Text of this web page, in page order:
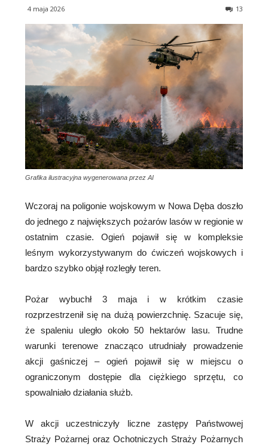
4 maja 2026 13
Grafika ilustracyjna wygenerowana przez AI
Wczoraj na poligonie wojskowym w Nowa Dęba doszło
do jednego z największych pożarów lasów w regionie w
ostatnim czasie. Ogień pojawił się w kompleksie
leśnym wykorzystywanym do ćwiczeń wojskowych i
bardzo szybko objął rozległy teren.
Pożar wybuchł 3 maja i w krótkim czasie
rozprzestrzenił się na dużą powierzchnię. Szacuje się,
że spaleniu uległo około 50 hektarów lasu. Trudne
warunki terenowe znacząco utrudniały prowadzenie
akcji gaśniczej – ogień pojawił się w miejscu o
ograniczonym dostępie dla ciężkiego sprzętu, co
spowalniało działania służb.
W akcji uczestniczyły liczne zastępy Państwowej
Straży Pożarnej oraz Ochotniczych Straży Pożarnych